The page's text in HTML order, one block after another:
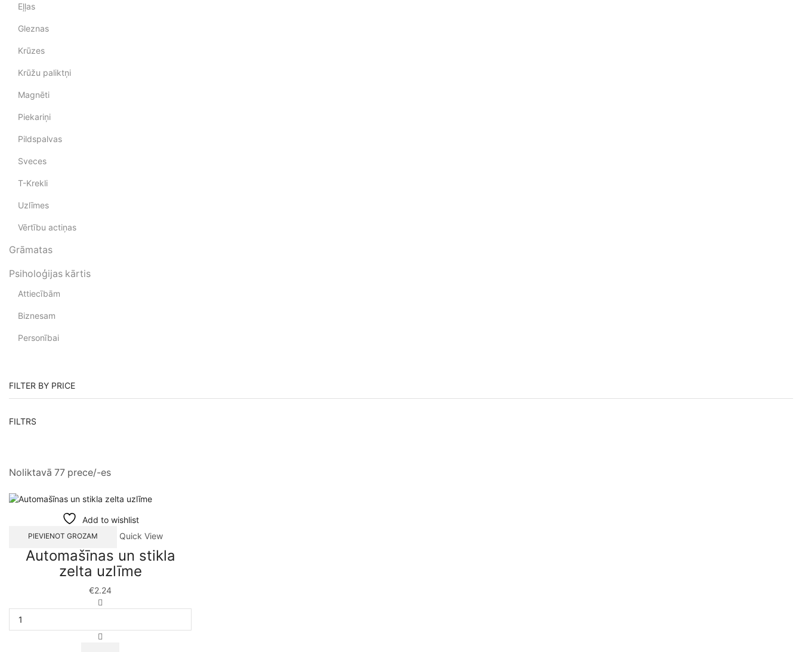
Eļļas
Gleznas
Krūzes
Krūžu paliktņi
Magnēti
Piekariņi
Pildspalvas
Sveces
T-Krekli
Uzlīmes
Vērtību actiņas
Grāmatas
Psiholoģijas kārtis
Attiecībām
Biznesam
Personībai
FILTER BY PRICE
FILTRS
Noliktavā 77 prece/-es
Add to wishlist
PIEVIENOT GROZAM Quick View
Automašīnas un stikla
zelta uzlīme
€2.24